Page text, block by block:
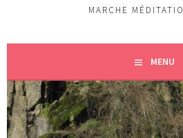
MARCHE
MENU